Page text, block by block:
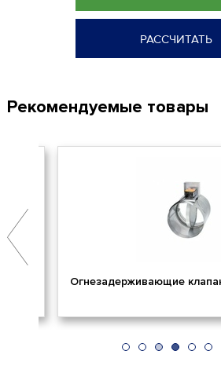
РАССЧИТАТЬ
Рекомендуемые товары
Огнезадерживающие клапаны